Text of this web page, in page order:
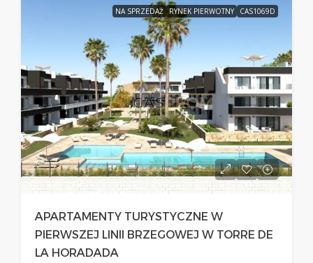
NA SPRZEDAŻ RYNEK PIERWOTNY CAS1069D
APARTAMENTY TURYSTYCZNE W
PIERWSZEJ LINII BRZEGOWEJ W TORRE DE
LA HORADADA